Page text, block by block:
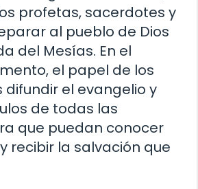
profetas, sacerdotes y
al pueblo de Dios
del Mesías. En el
el papel de los
difundir el evangelio y
de todas las
que puedan conocer
recibir la salvación que